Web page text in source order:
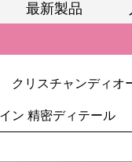
最新製品
のn級スーパーコピー
春の新作続々更新中！
・ヴィトンスーパーコ
のn級スーパーコピー
クリスチャンディオ
ン 精密ディテール